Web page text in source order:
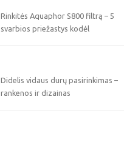
Rinkitės Aquaphor S800 filtrą – 5
svarbios priežastys kodėl
Didelis vidaus durų pasirinkimas –
rankenos ir dizainas